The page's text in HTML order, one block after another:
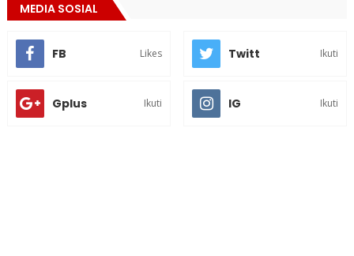
MEDIA SOSIAL
FB Likes Twitt Ikuti
Gplus Ikuti IG Ikuti